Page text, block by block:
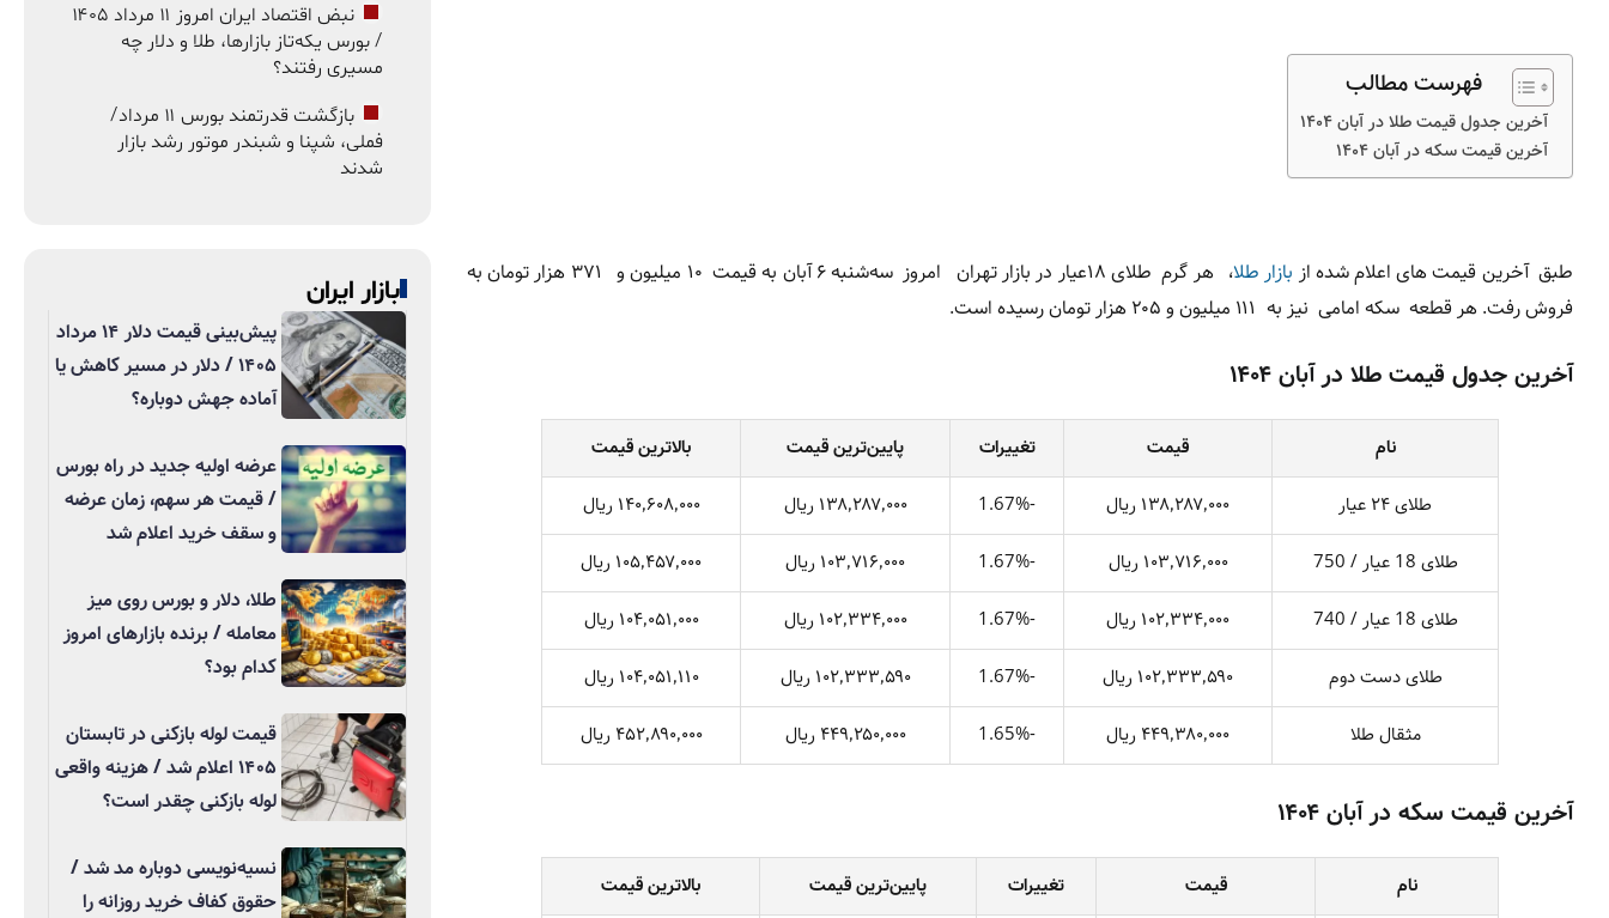
فهرست مطالب
آخرین جدول قیمت طلا در آبان ۱۴۰۴
آخرین قیمت سکه در آبان ۱۴۰۴
طبق آخرین قیمت های اعلام شده از بازار طلا، هر گرم طلای ۱۸عیار در بازار تهران امروز سه‌شنبه ۶ آبان
به قیمت ۱۰ میلیون و ۳۷۱ هزار تومان به
فروش رفت. هر قطعه سکه امامی نیز به ۱۱۱ میلیون و ۲۰۵ هزار تومان رسیده است.
آخرین جدول قیمت طلا در آبان ۱۴۰۴
نام قیمت تغییرات پایین‌ترین قیمت
بالاترین قیمت
طلای ۲۴ عیار
۱۳۸٬۲۸۷٬۰۰۰ ریال -1.67% ۱۳۸٬۲۸۷٬۰۰۰ ریال
۱۴۰٬۶۰۸٬۰۰۰ ریال
طلای 18 عیار / 750
۱۰۳٬۷۱۶٬۰۰۰ ریال -1.67% ۱۰۳٬۷۱۶٬۰۰۰ ریال
۱۰۵٬۴۵۷٬۰۰۰ ریال
طلای 18 عیار / 740
۱۰۲٬۳۳۴٬۰۰۰ ریال -1.67% ۱۰۲٬۳۳۴٬۰۰۰ ریال
۱۰۴٬۰۵۱٬۰۰۰ ریال
طلای دست دوم
۱۰۲٬۳۳۳٬۵۹۰ ریال -1.67% ۱۰۲٬۳۳۳٬۵۹۰ ریال
۱۰۴٬۰۵۱٬۱۱۰ ریال
مثقال طلا
۴۴۹٬۳۸۰٬۰۰۰ ریال -1.65% ۴۴۹٬۲۵۰٬۰۰۰ ریال ۴۵۲٬۸۹۰٬۰۰۰ ریال
آخرین قیمت سکه در آبان ۱۴۰۴
نام قیمت تغییرات پایین‌ترین قیمت
بالاترین قیمت
نبض اقتصاد ایران امروز ۱۱ مرداد ۱۴۰۵
/ بورس یکه‌تاز بازارها، طلا و دلار چه
مسیری رفتند؟
بازگشت قدرتمند بورس ۱۱ مرداد/
فملی، شپنا و شبندر موتور رشد بازار
شدند
بازار ایران
پیش‌بینی قیمت دلار ۱۴ مرداد
۱۴۰۵ / دلار در مسیر کاهش یا
آماده جهش دوباره؟
عرضه اولیه جدید در راه بورس
/ قیمت هر سهم، زمان عرضه
و سقف خرید اعلام شد
طلا، دلار و بورس روی میز
معامله / برنده بازارهای امروز
کدام بود؟
قیمت لوله بازکنی در تابستان
۱۴۰۵ اعلام شد / هزینه واقعی
لوله بازکنی چقدر است؟
نسیه‌نویسی دوباره مد شد /
حقوق کفاف خرید روزانه را